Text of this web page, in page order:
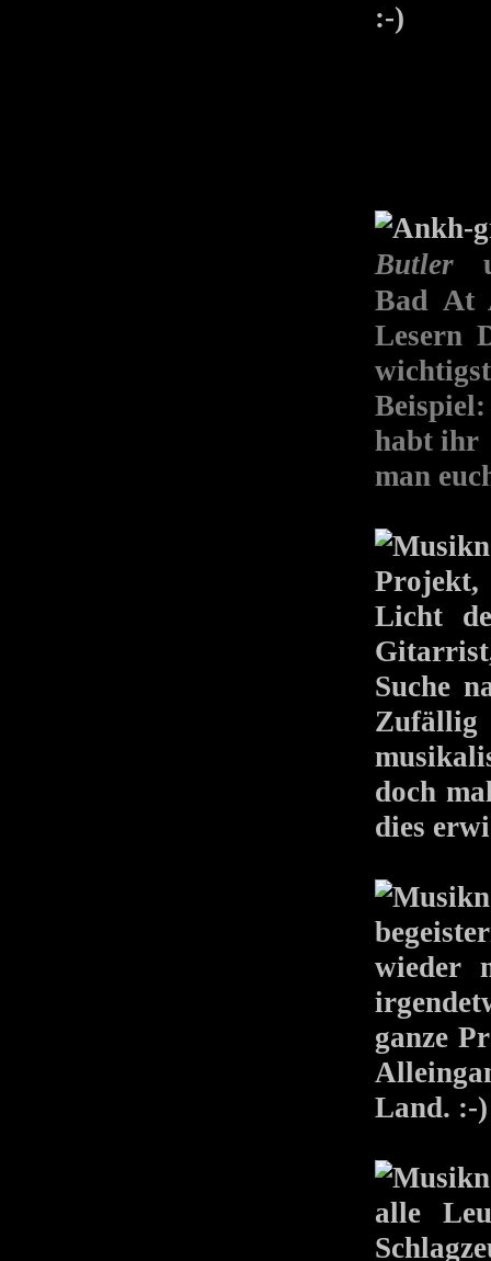
:-)
Butler
Bad At
Lesern
habt
man
Projekt,
Licht
Suche
doch
dies
wieder
ganze
Land. :-)
alle